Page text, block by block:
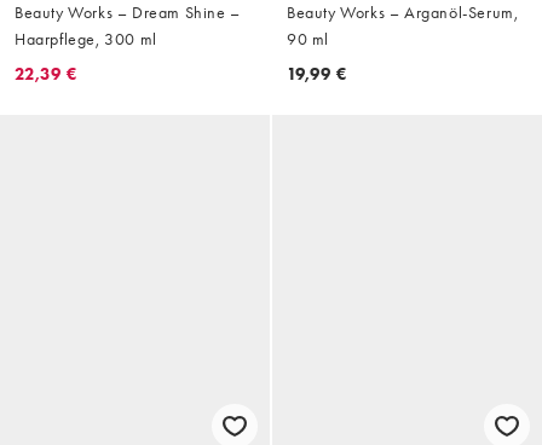
Beauty Works – Dream Shine –
Haarpflege, 300 ml
22,39 €
Beauty Works – Arganöl-Serum,
90 ml
19,99 €